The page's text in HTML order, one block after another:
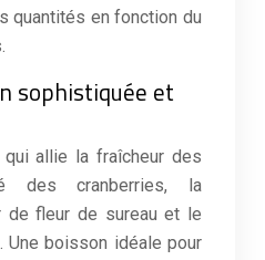
quantités en fonction du
sophistiquée et
allie la fraîcheur des
des cranberries, la
de fleur de sureau et le
Une boisson idéale pour